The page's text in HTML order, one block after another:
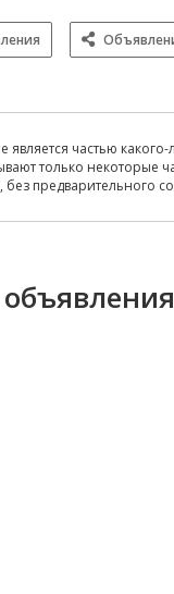
является частью
только некоторые
без предварительного